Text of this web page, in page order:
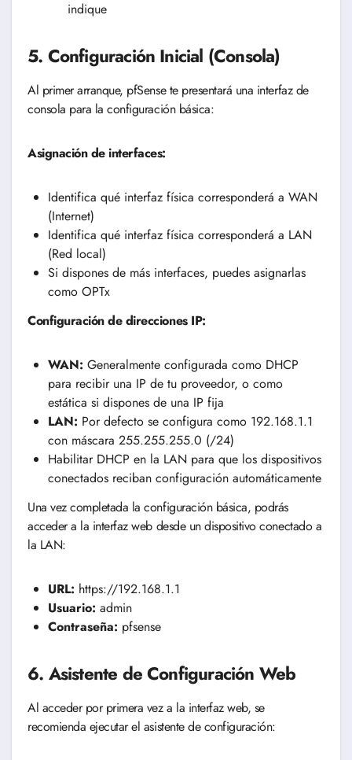
indique
5. Configuración Inicial (Consola)
Al primer arranque, pfSense te presentará una interfaz de
consola para la configuración básica:
Asignación de interfaces:
Identifica qué interfaz física corresponderá a WAN
(Internet)
Identifica qué interfaz física corresponderá a LAN
(Red local)
Si dispones de más interfaces, puedes asignarlas
como OPTx
Configuración de direcciones IP:
WAN: Generalmente configurada como DHCP
para recibir una IP de tu proveedor, o como
estática si dispones de una IP fija
LAN: Por defecto se configura como 192.168.1.1
con máscara 255.255.255.0 (/24)
Habilitar DHCP en la LAN para que los dispositivos
conectados reciban configuración automáticamente
Una vez completada la configuración básica, podrás
acceder a la interfaz web desde un dispositivo conectado a
la LAN:
URL: https://192.168.1.1
Usuario: admin
Contraseña: pfsense
6. Asistente de Configuración Web
Al acceder por primera vez a la interfaz web, se
recomienda ejecutar el asistente de configuración: